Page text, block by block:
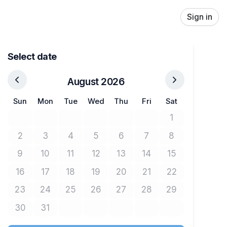
Sign in
Select date
August 2026
Sun Mon Tue Wed Thu Fri Sat
1No tickets
2No tickets available
3No tickets available
4No tickets available
5No tickets available
6No tickets available
7No tickets available
8No tickets
9No tickets available
10No tickets available
11No tickets available
12No tickets available
13No tickets available
14No tickets available
15No tickets
16No tickets available
17No tickets available
18No tickets available
19No tickets available
20No tickets available
21No tickets available
22No tickets
23No tickets available
24No tickets available
25No tickets available
26No tickets available
27No tickets available
28No tickets available
29No tickets
30No tickets available
31No tickets available